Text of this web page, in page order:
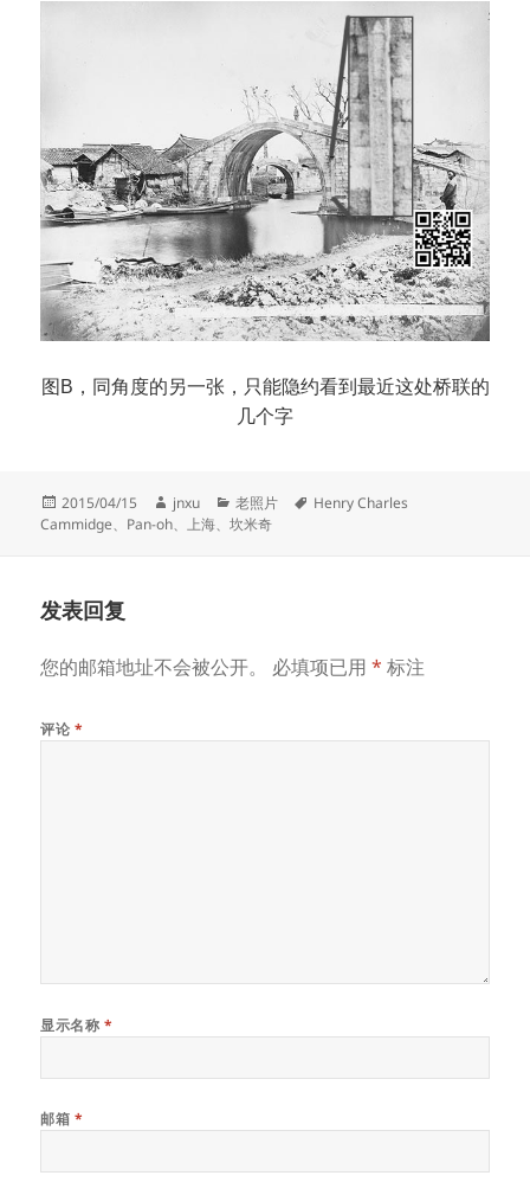
图B，同角度的另一张，只能隐约看到最近这处桥联的
几个字
发
布
2015/04/15
作
者
jnxu
分
类
老照片
标
Henry Charles
Cammidge、 Pan-oh、上海、坎米奇
发表回复
您的邮箱地址不会被公开。 必填项已用* 标注
评论 *
显示名称 *
邮箱 *